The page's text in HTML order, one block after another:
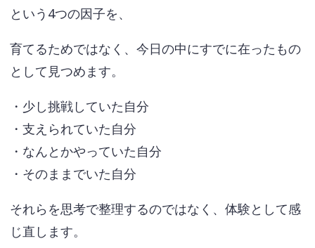
という4つの因子を、
育てるためではなく、今日の中にすでに在ったもの
として見つめます。
・少し挑戦していた自分
・支えられていた自分
・なんとかやっていた自分
・そのままでいた自分
それらを思考で整理するのではなく、体験として感
じ直します。